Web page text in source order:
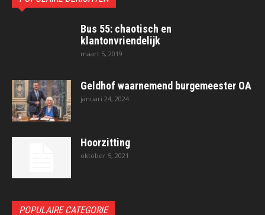
Bus 55: chaotisch en
klantonvriendelijk
maart 5, 2019
Geldhof waarnemend burgemeester OA
januari 24, 2024
Hoorzitting
oktober 5, 2021
POPULAIRE CATEGORIE